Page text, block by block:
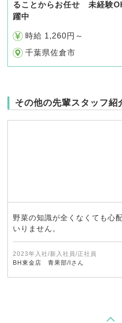
ることからお任せ 未経験
躍中
時給 1,260円～
千葉県佐倉市
その他の先輩スタッフ紹
野菜の知識が全くなくても心
いりません。
2023年入社/新入社員/正社員
BH東金店 青果部/Iさん